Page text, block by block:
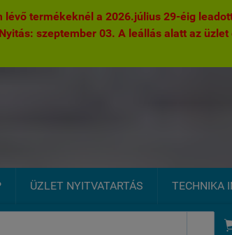
termékeknél a 2026.július 29-éig
szeptember 03. A leállás alatt az
ÜZLET NYITVATARTÁS TECHNIKA